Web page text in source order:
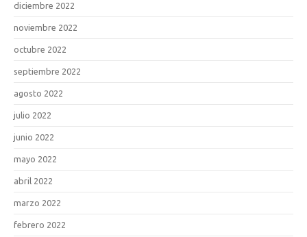
diciembre 2022
noviembre 2022
octubre 2022
septiembre 2022
agosto 2022
julio 2022
junio 2022
mayo 2022
abril 2022
marzo 2022
febrero 2022